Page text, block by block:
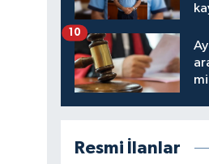
10
Resmi İlanlar